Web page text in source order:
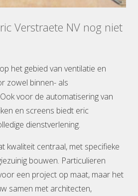
Verstraete NV nog niet
het gebied van ventilatie en
zowel binnen- als
voor de automatisering van
en screens biedt eric
dienstverlening.
kwaliteit centraal, met specifieke
bouwen. Particulieren
een project op maat, maar het
samen met architecten,